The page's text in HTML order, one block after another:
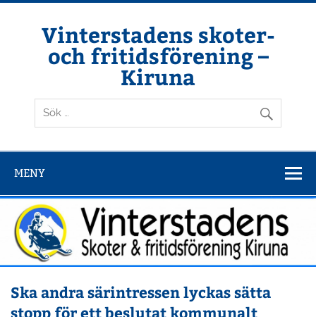
Hoppa
Vinterstadens skoter-
och fritidsförening –
Kiruna
Din ljuslykta i vintermörkret
MENY
Ska andra särintressen lyckas sätta
stopp för ett beslutat kommunalt